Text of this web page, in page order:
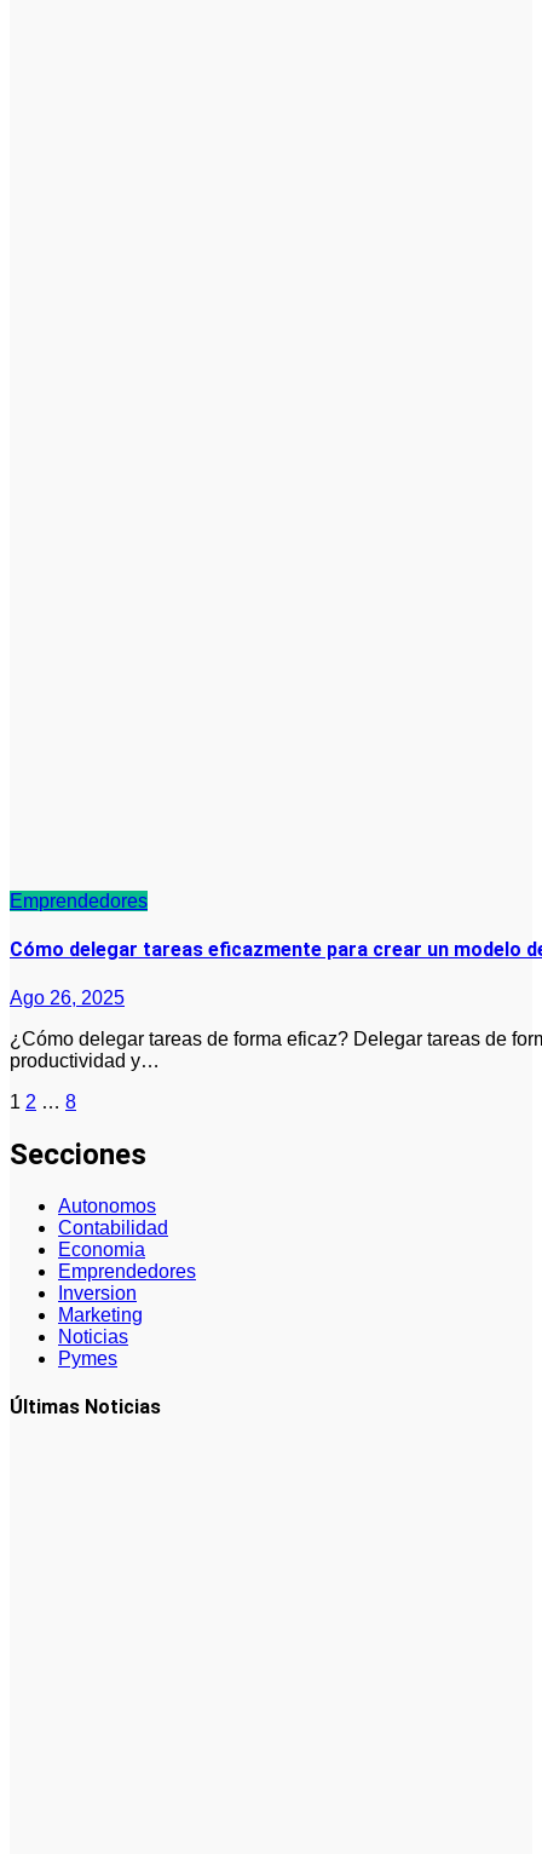
Emprendedores
Cómo delegar tareas eficazmente para crear un modelo
Ago 26, 2025
¿Cómo delegar tareas de forma eficaz? Delegar tareas de forma eficaz es fundamental para mejorar la
productividad y…
Paginación
de
entradas
1 2 … 8
Secciones
Autonomos
Contabilidad
Economia
Emprendedores
Inversion
Marketing
Noticias
Pymes
Últimas Noticias